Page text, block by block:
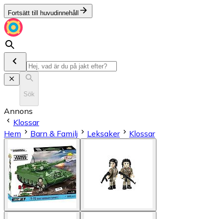
Fortsätt till huvudinnehåll
Sök
Annons
Klossar
Hem
Barn & Familj Leksaker Klossar